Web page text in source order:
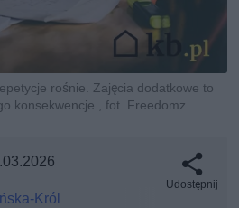
rośnie. Zajęcia dodatkowe to
konsekwencje., fot. Freedomz
Król
Udostępnij